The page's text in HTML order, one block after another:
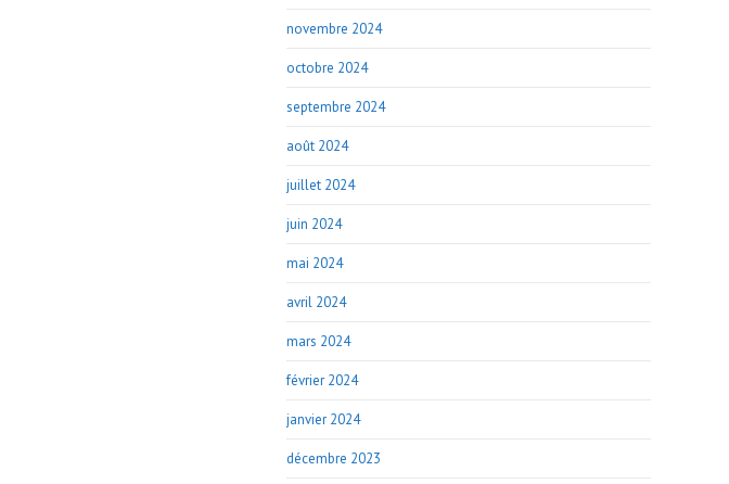
novembre 2024
octobre 2024
septembre 2024
août 2024
juillet 2024
juin 2024
mai 2024
avril 2024
mars 2024
février 2024
janvier 2024
décembre 2023